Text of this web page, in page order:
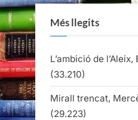
Més llegits
L’ambició de
(33.210)
Mirall trencat,
(29.223)